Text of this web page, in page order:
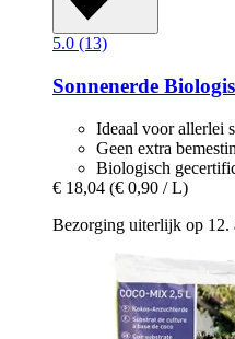
5.0 (13)
Sonnenerde
Ideaal voor allerlei
Geen extra
Biologisch
€ 18,04 (€ 0,90 / L)
Bezorging uiterlijk op 12.